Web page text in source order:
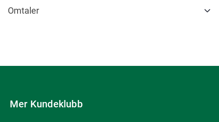
Omtaler
Mer Kundeklubb